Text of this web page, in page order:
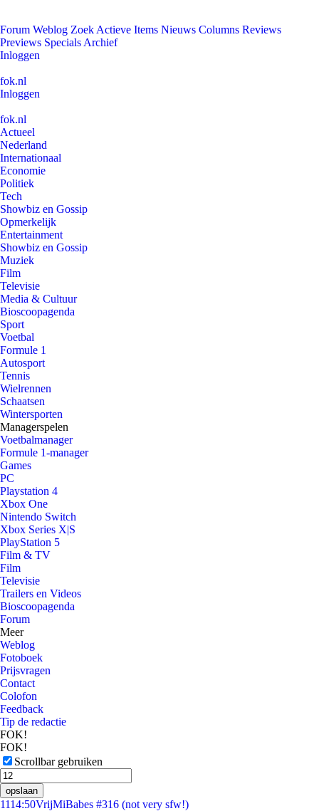
Forum Weblog Zoek Actieve Items Nieuws Columns Reviews
Previews Specials Archief
Inloggen
fok.nl
Inloggen
fok.nl
Actueel
Nederland
Internationaal
Economie
Politiek
Tech
Showbiz en Gossip
Opmerkelijk
Entertainment
Showbiz en Gossip
Muziek
Film
Televisie
Media & Cultuur
Bioscoopagenda
Sport
Voetbal
Formule 1
Autosport
Tennis
Wielrennen
Schaatsen
Wintersporten
Managerspelen
Voetbalmanager
Formule 1-manager
Games
PC
Playstation 4
Xbox One
Nintendo Switch
Xbox Series X|S
PlayStation 5
Film & TV
Film
Televisie
Trailers en Videos
Bioscoopagenda
Forum
Meer
Weblog
Fotoboek
Prijsvragen
Contact
Colofon
Feedback
Tip de redactie
FOK!
FOK!
Scrollbar gebruiken
opslaan
1114:50VrijMiBabes #316 (not very sfw!)